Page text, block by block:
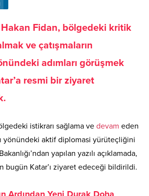
Hakan Fidan, bölgedeki kritik
ve çatışmaların
adımları görüşmek
resmi bir ziyaret
istikrarı sağlama ve devam eden
yönündeki aktif diplomasi yürüteçliğini
yapılan yazılı açıklamada,
bugün Katar’ı ziyaret edeceği bildirildi.